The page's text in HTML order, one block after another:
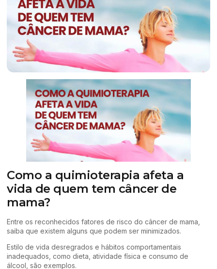
Como a quimioterapia afeta a
vida de quem tem câncer de
mama?
Entre os reconhecidos fatores de risco do câncer de mama,
saiba que existem alguns que podem ser minimizados.
Estilo de vida desregrados e hábitos comportamentais
inadequados, como dieta, atividade física e consumo de
álcool, são exemplos.